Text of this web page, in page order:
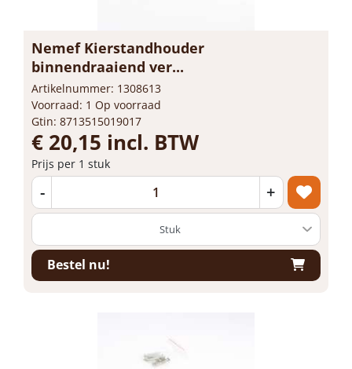
Nemef Kierstandhouder
binnendraaiend ver...
Artikelnummer: 1308613
Voorraad: 1 Op voorraad
Gtin: 8713515019017
€ 20,15 incl. BTW
Prijs per 1 stuk
- +
Bestel nu!